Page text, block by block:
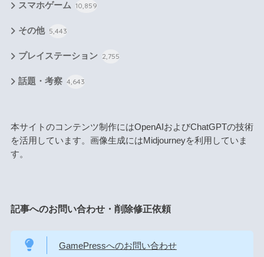
スマホゲーム 10,859
その他 5,443
プレイステーション 2,755
話題・考察 4,643
本サイトのコンテンツ制作にはOpenAIおよびChatGPTの技術
を活用しています。画像生成にはMidjourneyを利用していま
す。
記事へのお問い合わせ・削除修正依頼
GamePressへのお問い合わせ